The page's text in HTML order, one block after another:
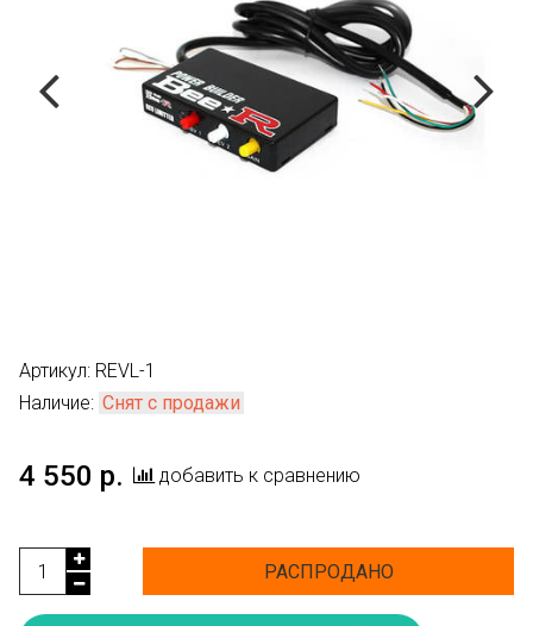
Артикул: REVL-1
Наличие: Снят с продажи
4 550 р. добавить к сравнению
РАСПРОДАНО